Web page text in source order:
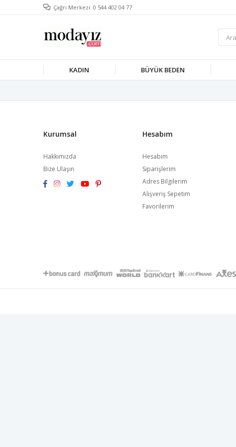
Çağrı Merkezi: 0 544 402 04 77
KADIN BÜYÜK BEDEN
Kurumsal
Hakkımızda
Bize Ulaşın
Hesabım
Hesabım
Siparişlerim
Adres Bilgilerim
Alışveriş Sepetim
Favorilerim